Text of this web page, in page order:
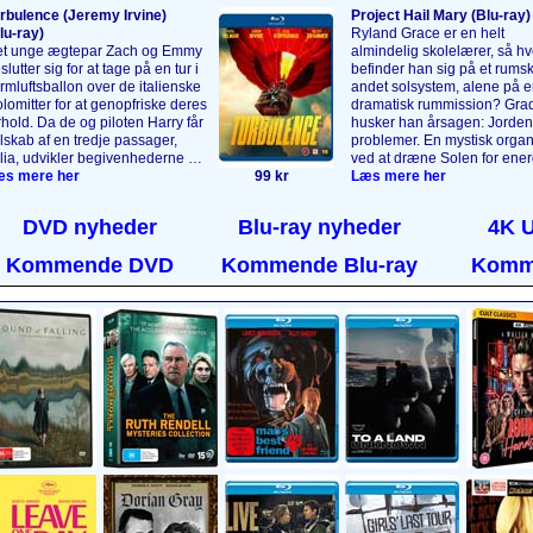
(Jeremy Irvine)
unge ægtepar Zach og Emmy
sig for at tage på en tur i
over de italienske
for at genopfriske deres
Da de og piloten Harry får
af en tredje passager,
udvikler begivenhederne sig
en måde, de aldrig kunne have
en uforglemmelig tur, til en
hemmeligheder afsløres,
naturens vrede slippes løs.
mere her....
mere her 99 kr
Project Hail Mary (Blu‑ray)
Ryland Grace er en helt
almindelig skolelærer, så
befinder han sig på et
andet solsystem, alene på
dramatisk rummission?
husker han årsagen:
problemer. En mystisk
ved at dræne Solen for
Ryland er sendt til stjernen
konsekvenser her.
Snart får han selskab af et
vaskeægte rumvæsen!Læs
her....
Læs mere her
DVD nyheder Blu-ray nyheder
4K
Kommende DVD
Kommende Blu-ray